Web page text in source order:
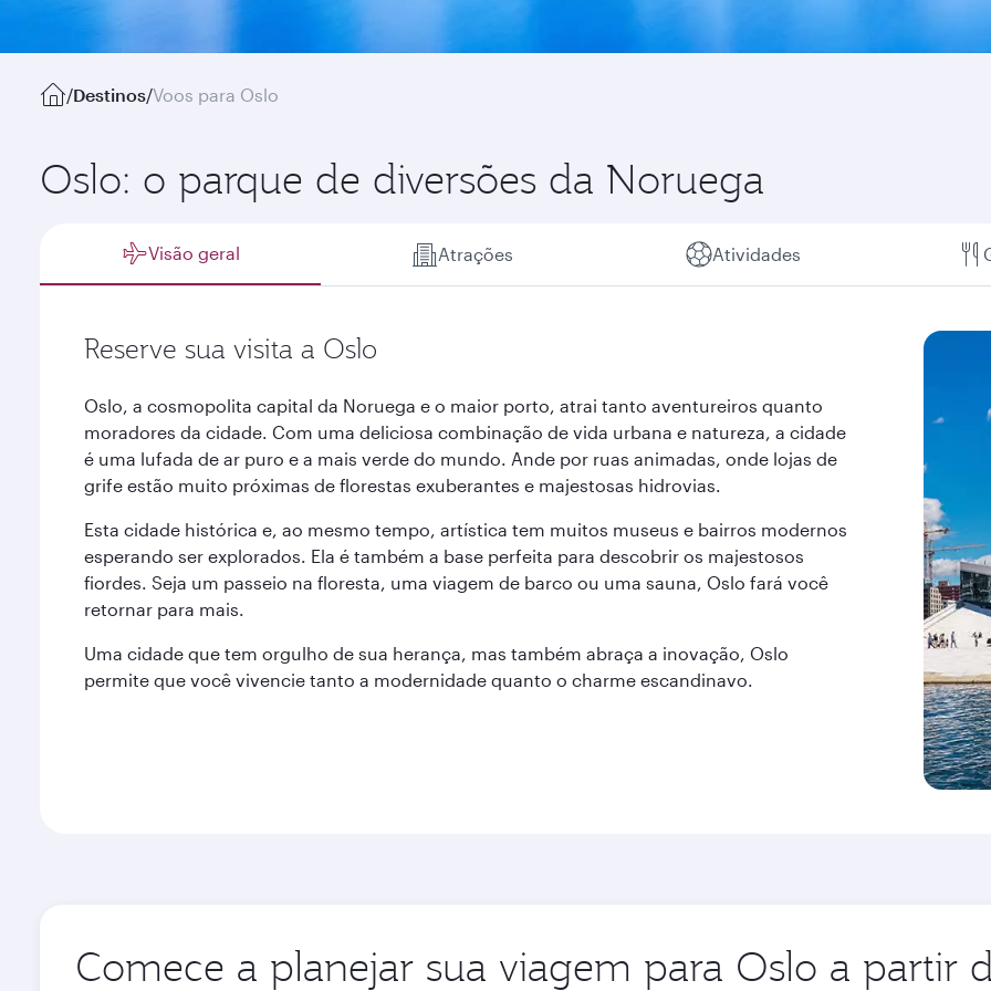
/Destinos/Voos para Oslo
Oslo: o parque de diversões da Noruega
Visão geral Atrações Atividades
Reserve sua visita a Oslo
Oslo, a cosmopolita capital da Noruega e o maior porto, atrai tanto aventureiros quanto
moradores da cidade. Com uma deliciosa combinação de vida urbana e natureza, a cidade
é uma lufada de ar puro e a mais verde do mundo. Ande por ruas animadas, onde lojas de
grife estão muito próximas de florestas exuberantes e majestosas hidrovias.
Esta cidade histórica e, ao mesmo tempo, artística tem muitos museus e bairros modernos
esperando ser explorados. Ela é também a base perfeita para descobrir os majestosos
fiordes. Seja um passeio na floresta, uma viagem de barco ou uma sauna, Oslo fará você
retornar para mais.
Uma cidade que tem orgulho de sua herança, mas também abraça a inovação, Oslo
permite que você vivencie tanto a modernidade quanto o charme escandinavo.
Comece a planejar sua viagem para Oslo a partir